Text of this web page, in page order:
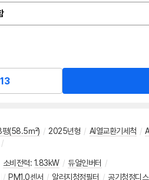
13
평(58.5㎡) / 2025년형 / AI열교환기세척 /
/
소비전력: 1.83kW / 듀얼인버터 /
/ PM1.0센서 / 알러지청정필터 / 공기청정디스